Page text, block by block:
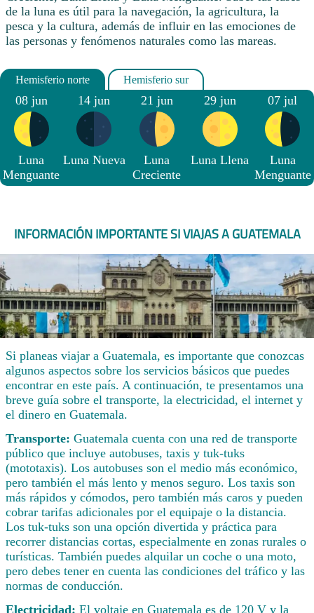
de la luna es útil para la navegación, la agricultura, la
pesca y la cultura, además de influir en las emociones de
las personas y fenómenos naturales como las mareas.
08 jun
Luna
Menguante
14 jun
Luna Nueva
21 jun
Luna
Creciente
29 jun
Luna Llena
07 jul
Luna
Menguante
INFORMACIÓN IMPORTANTE SI VIAJAS A GUATEMALA
Si planeas viajar a Guatemala, es importante que conozcas
algunos aspectos sobre los servicios básicos que puedes
encontrar en este país. A continuación, te presentamos una
breve guía sobre el transporte, la electricidad, el internet y
el dinero en Guatemala.
Transporte: Guatemala cuenta con una red de transporte
público que incluye autobuses, taxis y tuk-tuks
(mototaxis). Los autobuses son el medio más económico,
pero también el más lento y menos seguro. Los taxis son
más rápidos y cómodos, pero también más caros y pueden
cobrar tarifas adicionales por el equipaje o la distancia.
Los tuk-tuks son una opción divertida y práctica para
recorrer distancias cortas, especialmente en zonas rurales o
turísticas. También puedes alquilar un coche o una moto,
pero debes tener en cuenta las condiciones del tráfico y las
normas de conducción.
Electricidad: El voltaje en Guatemala es de 120 V y la